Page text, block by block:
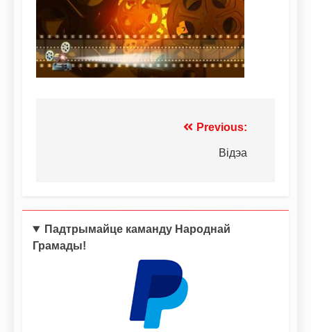
Previous:
Відэа
Падтрымайце каманду Народнай
Грамады!